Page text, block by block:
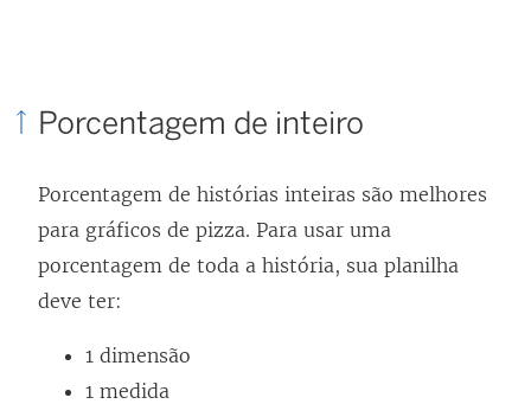
Porcentagem de inteiro
Porcentagem de histórias inteiras são melhores
para gráficos de pizza. Para usar uma
porcentagem de toda a história, sua planilha
deve ter:
1 dimensão
1 medida